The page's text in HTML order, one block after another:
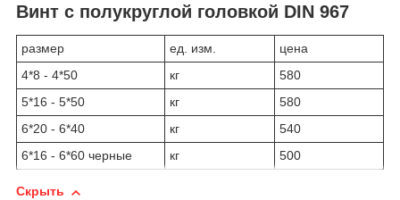
Винт с полукруглой головкой DIN 967
размер ед. изм.
цена
4*8 - 4*50
кг
580
5*16 - 5*50
кг
580
6*20 - 6*40
кг
540
6*16 - 6*60 черные
кг 500
Скрыть